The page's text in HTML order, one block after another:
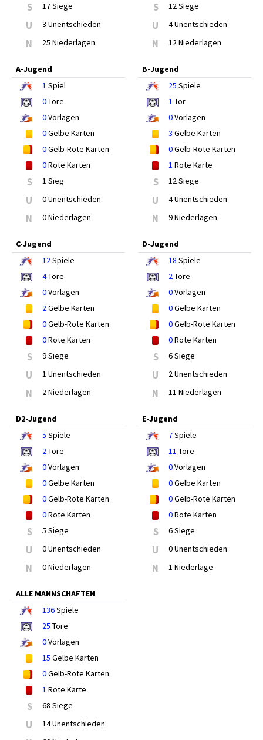
S 17 Siege
U 3 Unentschieden
N 25 Niederlagen
S 12 Siege
U 4 Unentschieden
N 12 Niederlagen
A-Jugend
1 Spiel
0Tore
0Vorlagen
0Gelbe Karten
0Gelb-Rote Karten
0Rote Karten
S 1 Sieg
U 0 Unentschieden
N 0 Niederlagen
B-Jugend
25 Spiele
1 Tor
0Vorlagen
3 Gelbe Karten
0Gelb-Rote Karten
1 Rote Karte
S 12 Siege
U 4 Unentschieden
N 9 Niederlagen
C-Jugend
12Spiele
4Tore
0Vorlagen
2Gelbe Karten
0Gelb-Rote Karten
0Rote Karten
S 9 Siege
U 1 Unentschieden
N 2 Niederlagen
D-Jugend
18 Spiele
2Tore
0Vorlagen
0Gelbe Karten
0Gelb-Rote Karten
0Rote Karten
S 6 Siege
U 2 Unentschieden
N 11 Niederlagen
D2-Jugend
5 Spiele
2Tore
0Vorlagen
0Gelbe Karten
0Gelb-Rote Karten
0Rote Karten
S 5 Siege
U 0 Unentschieden
N 0 Niederlagen
E-Jugend
7Spiele
11 Tore
0Vorlagen
0Gelbe Karten
0Gelb-Rote Karten
0Rote Karten
S 6 Siege
U 0 Unentschieden
N 1 Niederlage
ALLE MANNSCHAFTEN
136Spiele
25 Tore
0Vorlagen
15 Gelbe Karten
0Gelb-Rote Karten
1 Rote Karte
S 68 Siege
U 14 Unentschieden